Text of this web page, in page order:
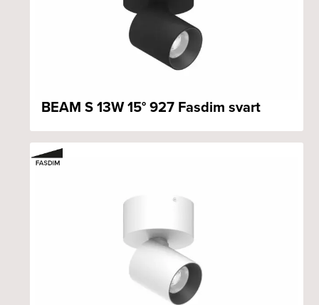
BEAM S 13W 15° 927 Fasdim svart